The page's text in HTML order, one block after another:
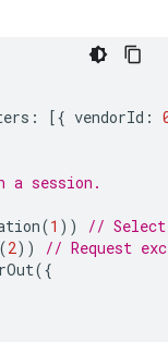
: [{ vendorId :
a session.
(1 ))
//
(2))
// Request
({